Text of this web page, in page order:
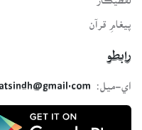
پيغامِ قرآن
رابطو
اي-ميل: